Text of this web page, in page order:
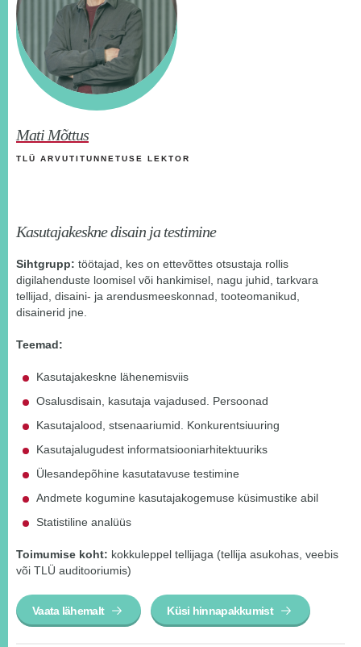
Mati Mõttus
TLÜ ARVUTITUNNETUSE LEKTOR
Kasutajakeskne disain ja testimine
Sihtgrupp: töötajad, kes on ettevõttes otsustaja rollis
digilahenduste loomisel või hankimisel, nagu juhid, tarkvara
tellijad, disaini- ja arendusmeeskonnad, tooteomanikud,
disainerid jne.
Teemad:
Kasutajakeskne lähenemisviis
Osalusdisain, kasutaja vajadused. Persoonad
Kasutajalood, stsenaariumid. Konkurentsiuuring
Kasutajalugudest informatsiooniarhitektuuriks
Ülesandepõhine kasutatavuse testimine
Andmete kogumine kasutajakogemuse küsimustike abil
Statistiline analüüs
Toimumise koht: kokkuleppel tellijaga (tellija asukohas, veebis
või TLÜ auditooriumis)
Vaata lähemalt Küsi hinnapakkumist